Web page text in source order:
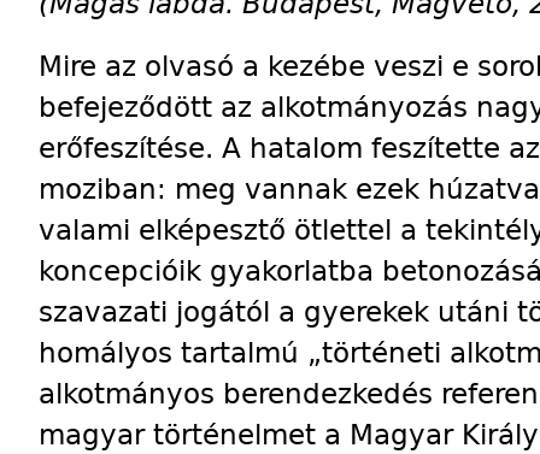
Mire az olvasó a kezébe veszi e
befejeződött az alkotmányozás
erőfeszítése. A hatalom feszítette
moziban: meg vannak ezek
valami elképesztő ötlettel a
koncepcióik gyakorlatba
szavazati jogától a gyerekek utáni
homályos tartalmú „történeti
alkotmányos berendezkedés
magyar történelmet a Magyar